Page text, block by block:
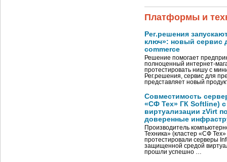
Платформы и
Рег.решения
ключ»: новый сервис
commerce
Решение помогает
полноценный интернет-
протестировать нишу с
Рег.решения, сервис для
представляет новый
Совместимость
«СФ Тех» ГК Softline)
виртуализации zVirt
доверенные
Производитель
Техника» (кластер «СФ
протестировали серверы
защищенной средой
прошли успешно …